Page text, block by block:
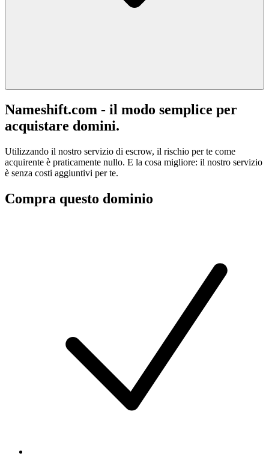
Nameshift.com - il modo semplice per
acquistare domini.
Utilizzando il nostro servizio di escrow, il rischio per te come
acquirente è praticamente nullo. E la cosa migliore: il nostro servizio
è senza costi aggiuntivi per te.
Compra questo dominio